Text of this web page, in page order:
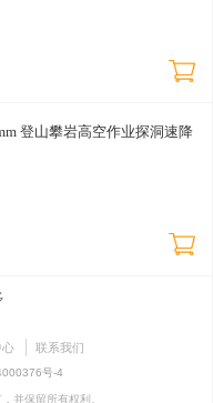
登山攀岩高空作业探洞速降
心 联系我们
号-4
并保留所有权利。